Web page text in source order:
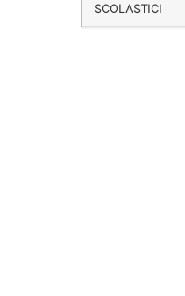
SCOLASTICI